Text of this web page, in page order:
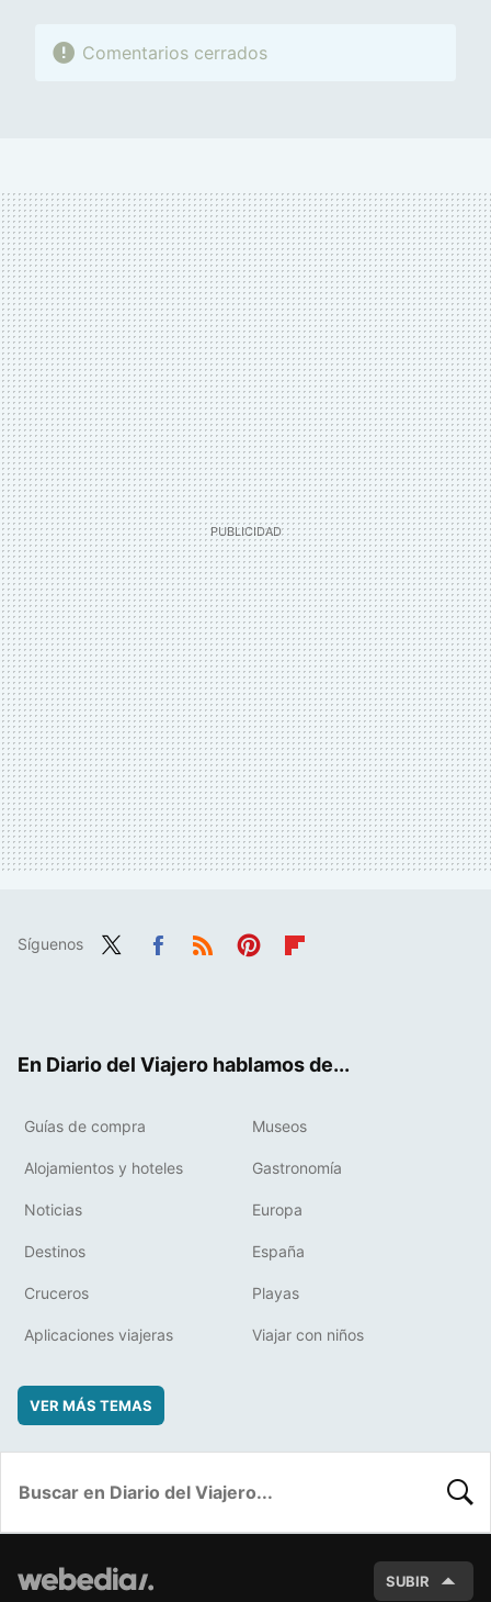
Comentarios cerrados
Síguenos
En Diario del Viajero hablamos de...
Guías de compra Museos
Alojamientos y hoteles Gastronomía
Noticias Europa
Destinos España
Cruceros Playas
Aplicaciones viajeras Viajar con niños
VER MÁS TEMAS
SUBIR